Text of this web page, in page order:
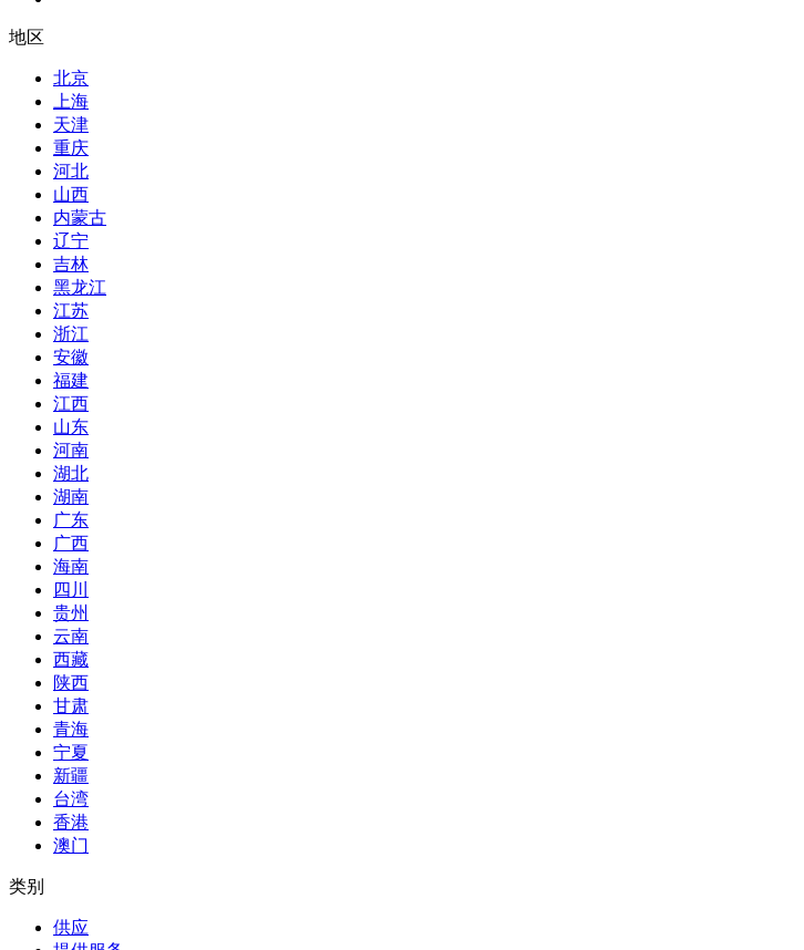
地区
北京
上海
天津
重庆
河北
山西
内蒙古
辽宁
吉林
黑龙江
江苏
浙江
安徽
福建
江西
山东
河南
湖北
湖南
广东
广西
海南
四川
贵州
云南
西藏
陕西
甘肃
青海
宁夏
新疆
台湾
香港
澳门
类别
供应